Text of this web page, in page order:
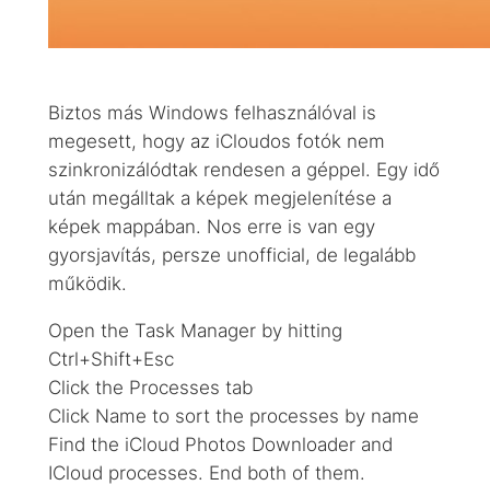
Biztos más Windows felhasználóval is
megesett, hogy az iCloudos fotók nem
szinkronizálódtak rendesen a géppel. Egy idő
után megálltak a képek megjelenítése a
képek mappában. Nos erre is van egy
gyorsjavítás, persze unofficial, de legalább
működik.
Open the Task Manager by hitting
Ctrl+Shift+Esc
Click the Processes tab
Click Name to sort the processes by name
Find the iCloud Photos Downloader and
ICloud processes. End both of them.